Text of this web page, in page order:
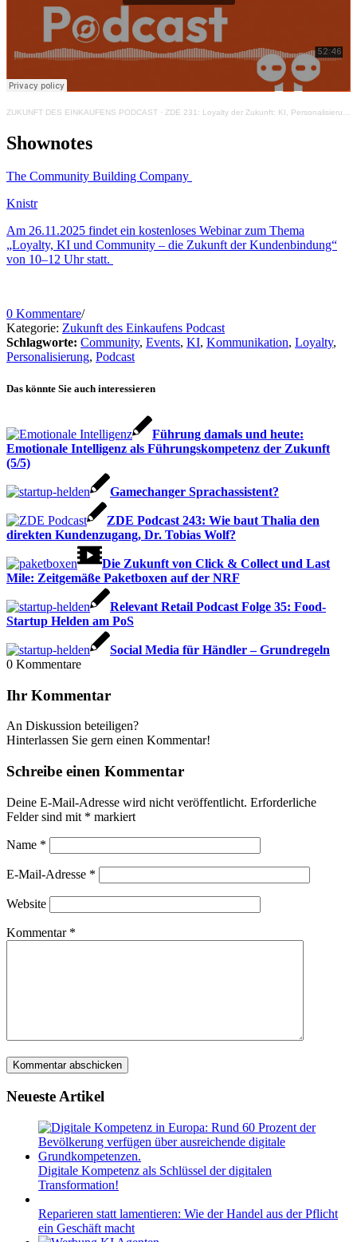
ZUKUNFT DES EINKAUFENS PODCAST · ZDE 231: Loyalty der Zukunft: KI, Personalisierung, Community – Crossover-Folge mit Michael Bregulla
Shownotes
The Community Building Company
Knistr
Am 26.11.2025 findet ein kostenloses Webinar zum Thema
„Loyalty, KI und Community – die Zukunft der Kundenbindung“
von 10–12 Uhr statt.
0 Kommentare/
Kategorie: Zukunft des Einkaufens Podcast
Schlagworte: Community, Events, KI, Kommunikation, Loyalty,
Personalisierung, Podcast
Das könnte Sie auch interessieren
Führung damals und heute:
Emotionale Intelligenz als Führungskompetenz der Zukunft
(5/5)
Gamechanger Sprachassistent?
ZDE Podcast 243: Wie baut Thalia den
direkten Kundenzugang, Dr. Tobias Wolf?
Die Zukunft von Click & Collect und Last
Mile: Zeitgemäße Paketboxen auf der NRF
Relevant Retail Podcast Folge 35: Food-
Startup Helden am PoS
Social Media für Händler – Grundregeln
0 Kommentare
Ihr Kommentar
An Diskussion beteiligen?
Hinterlassen Sie gern einen Kommentar!
Schreibe einen Kommentar
Deine E-Mail-Adresse wird nicht veröffentlicht. Erforderliche
Felder sind mit * markiert
Name *
E-Mail-Adresse *
Website
Kommentar *
Neueste Artikel
Digitale Kompetenz als Schlüssel der digitalen
Transformation!
Reparieren statt lamentieren: Wie der Handel aus der Pflicht
ein Geschäft macht